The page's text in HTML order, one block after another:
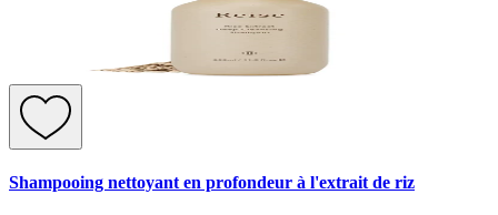
Shampooing nettoyant en profondeur à l'extrait de riz